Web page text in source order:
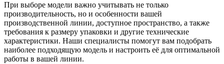
При выборе модели важно учитывать не только
производительность, но и особенности вашей
производственной линии, доступное пространство, а также
требования к размеру упаковки и другие технические
характеристики. Наши специалисты помогут вам подобрать
наиболее подходящую модель и настроить её для оптимальной
работы в вашей линии.